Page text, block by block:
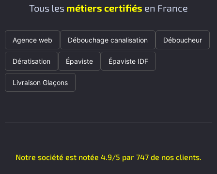
Tous les métiers certifiés en France
Agence web Débouchage canalisation Déboucheur
Dératisation Épaviste Épaviste IDF
Livraison Glaçons
Notre société est notée 4.9/5 par 747 de nos clients.